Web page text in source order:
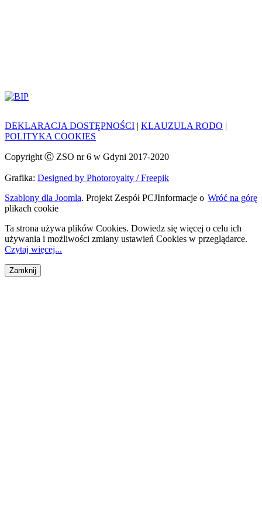
DEKLARACJA DOSTĘPNOŚCI | KLAUZULA RODO |
POLITYKA COOKIES
Copyright Ⓒ ZSO nr 6 w Gdyni 2017-2020
Grafika: Designed by Photoroyalty / Freepik
Szablony dla Joomla. Projekt Zespół PCJ Wróć na górę
Informacje o
plikach cookie
Ta strona używa plików Cookies. Dowiedz się więcej o celu ich
używania i możliwości zmiany ustawień Cookies w przeglądarce.
Czytaj więcej...